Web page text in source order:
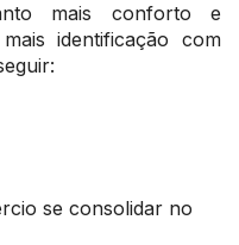
mais conforto e
identificação com
se consolidar no